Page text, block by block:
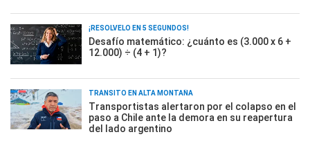
¡RESOLVELO EN 5 SEGUNDOS!
Desafío matemático: ¿cuánto es (3.000 x 6 +
12.000) ÷ (4 + 1)?
TRÁNSITO EN ALTA MONTAÑA
Transportistas alertaron por el colapso en el
paso a Chile ante la demora en su reapertura
del lado argentino